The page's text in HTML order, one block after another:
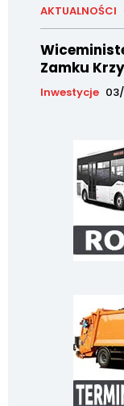
AKTUALNOŚCI
Zamku
Inwestycje